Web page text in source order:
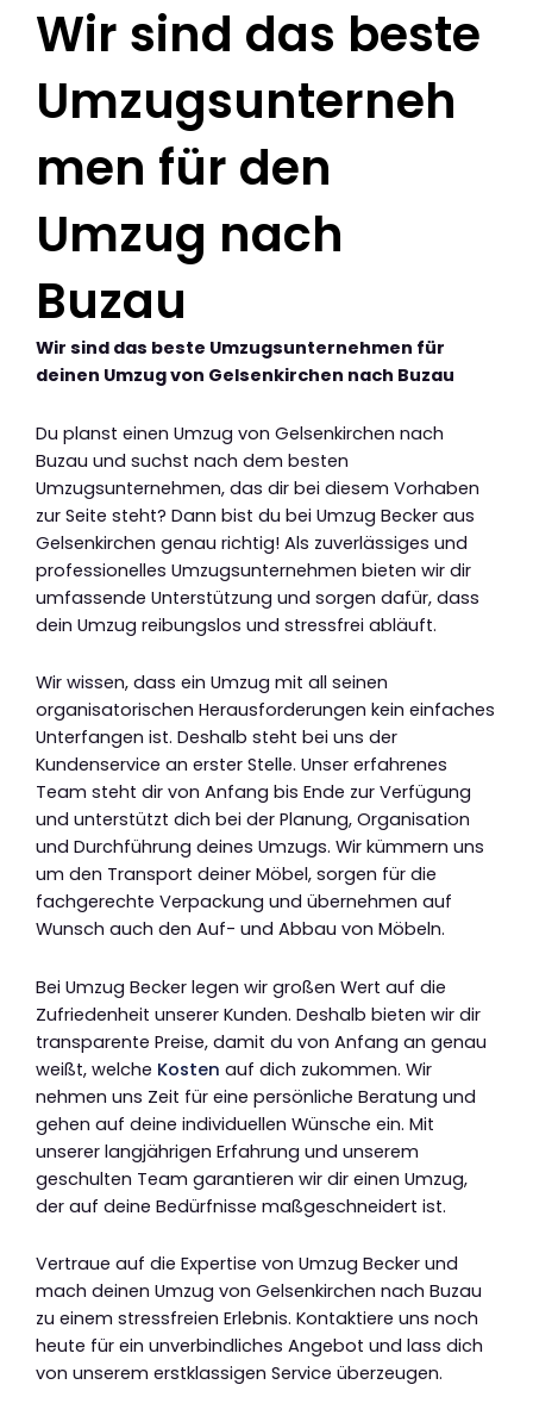
Wir sind das beste
Umzugsunterneh
men für den
Umzug nach
Buzau
Wir sind das beste Umzugsunternehmen für
deinen Umzug von Gelsenkirchen nach Buzau
Du planst einen Umzug von Gelsenkirchen nach
Buzau und suchst nach dem besten
Umzugsunternehmen, das dir bei diesem Vorhaben
zur Seite steht? Dann bist du bei Umzug Becker aus
Gelsenkirchen genau richtig! Als zuverlässiges und
professionelles Umzugsunternehmen bieten wir dir
umfassende Unterstützung und sorgen dafür, dass
dein Umzug reibungslos und stressfrei abläuft.
Wir wissen, dass ein Umzug mit all seinen
organisatorischen Herausforderungen kein einfaches
Unterfangen ist. Deshalb steht bei uns der
Kundenservice an erster Stelle. Unser erfahrenes
Team steht dir von Anfang bis Ende zur Verfügung
und unterstützt dich bei der Planung, Organisation
und Durchführung deines Umzugs. Wir kümmern uns
um den Transport deiner Möbel, sorgen für die
fachgerechte Verpackung und übernehmen auf
Wunsch auch den Auf- und Abbau von Möbeln.
Bei Umzug Becker legen wir großen Wert auf die
Zufriedenheit unserer Kunden. Deshalb bieten wir dir
transparente Preise, damit du von Anfang an genau
weißt, welche Kosten auf dich zukommen. Wir
nehmen uns Zeit für eine persönliche Beratung und
gehen auf deine individuellen Wünsche ein. Mit
unserer langjährigen Erfahrung und unserem
geschulten Team garantieren wir dir einen Umzug,
der auf deine Bedürfnisse maßgeschneidert ist.
Vertraue auf die Expertise von Umzug Becker und
mach deinen Umzug von Gelsenkirchen nach Buzau
zu einem stressfreien Erlebnis. Kontaktiere uns noch
heute für ein unverbindliches Angebot und lass dich
von unserem erstklassigen Service überzeugen.